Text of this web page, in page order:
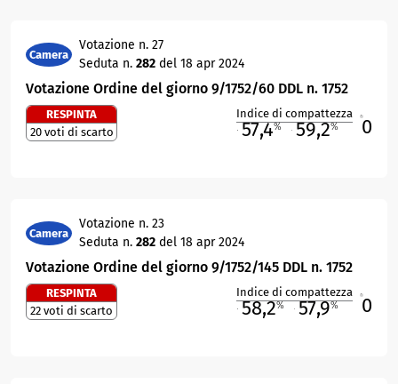
Camera
Votazione n. 27
Seduta n. 282 del 18 apr 2024
Votazione Ordine del giorno 9/1752/60 DDL n. 1752
RESPINTA
20 voti di scarto
Indice di compattezza
57,4% 59,2% 0
Camera
Votazione n. 23
Seduta n. 282 del 18 apr 2024
Votazione Ordine del giorno 9/1752/145 DDL n. 1752
RESPINTA
22 voti di scarto
Indice di compattezza
58,2% 57,9% 0